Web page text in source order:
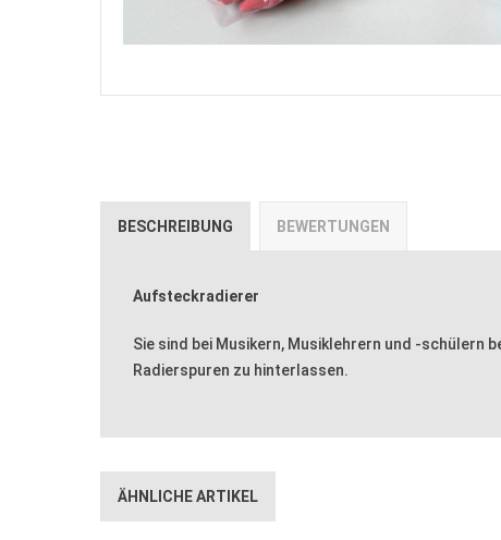
BESCHREIBUNG BEWERTUNGEN
Aufsteckradierer
Sie sind bei Musikern, Musiklehrern und -schülern
Radierspuren zu hinterlassen.
ÄHNLICHE ARTIKEL